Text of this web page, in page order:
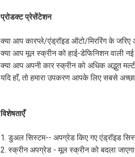
प्रोडक्ट प्रेसेंटेशन
क्या आप कारप्ले/एंड्रॉइड ऑटो/मिररिंग के
क्या आप मूल स्क्रीन को हाई-डेफिनिशन वाली
क्या आप अपनी कार स्क्रीन को अधिक अद्भुत
यदि हाँ, तो हमारा उपकरण आपके लिए सबसे अच्छा
विशेषताएँ
1. डुअल सिस्टम-- अपग्रेड किए गए एंड्रॉइड
2. स्क्रीन अपग्रेड - मूल स्क्रीन को बदला